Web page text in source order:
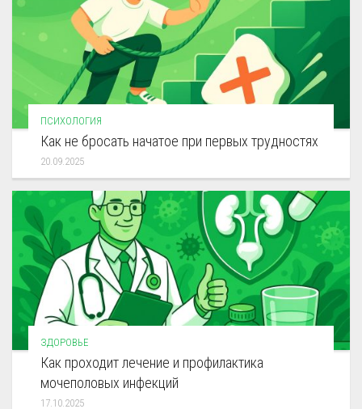
ПСИХОЛОГИЯ
Как не бросать начатое при первых трудностях
20.09.2025
ЗДОРОВЬЕ
Как проходит лечение и профилактика
мочеполовых инфекций
17.10.2025